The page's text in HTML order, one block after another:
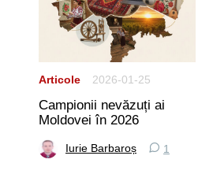
Articole 2026-01-25
Campionii nevăzuți ai
Moldovei în 2026
Iurie Barbaroș 1